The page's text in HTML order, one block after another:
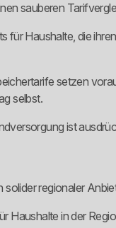
sauberen
für Haushalte, die
setzen
selbst.
ist
regionaler
Haushalte in der